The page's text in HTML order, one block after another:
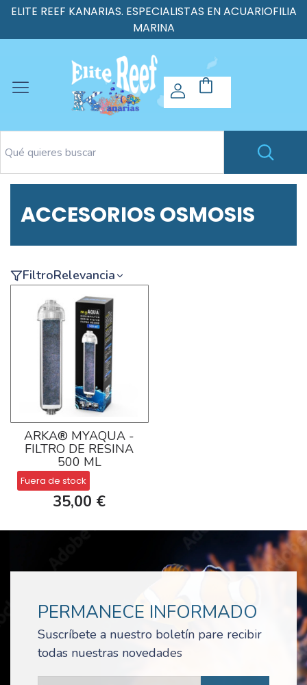
ELITE REEF KANARIAS. ESPECIALISTAS EN ACUARIOFILIA
MARINA
ACCESORIOS OSMOSIS
FiltroRelevancia
ARKA® MYAQUA -
FILTRO DE RESINA
500 ML
Fuera de stock
35,00 €
PERMANECE INFORMADO
Suscríbete a nuestro boletín pare recibir
todas nuestras novedades